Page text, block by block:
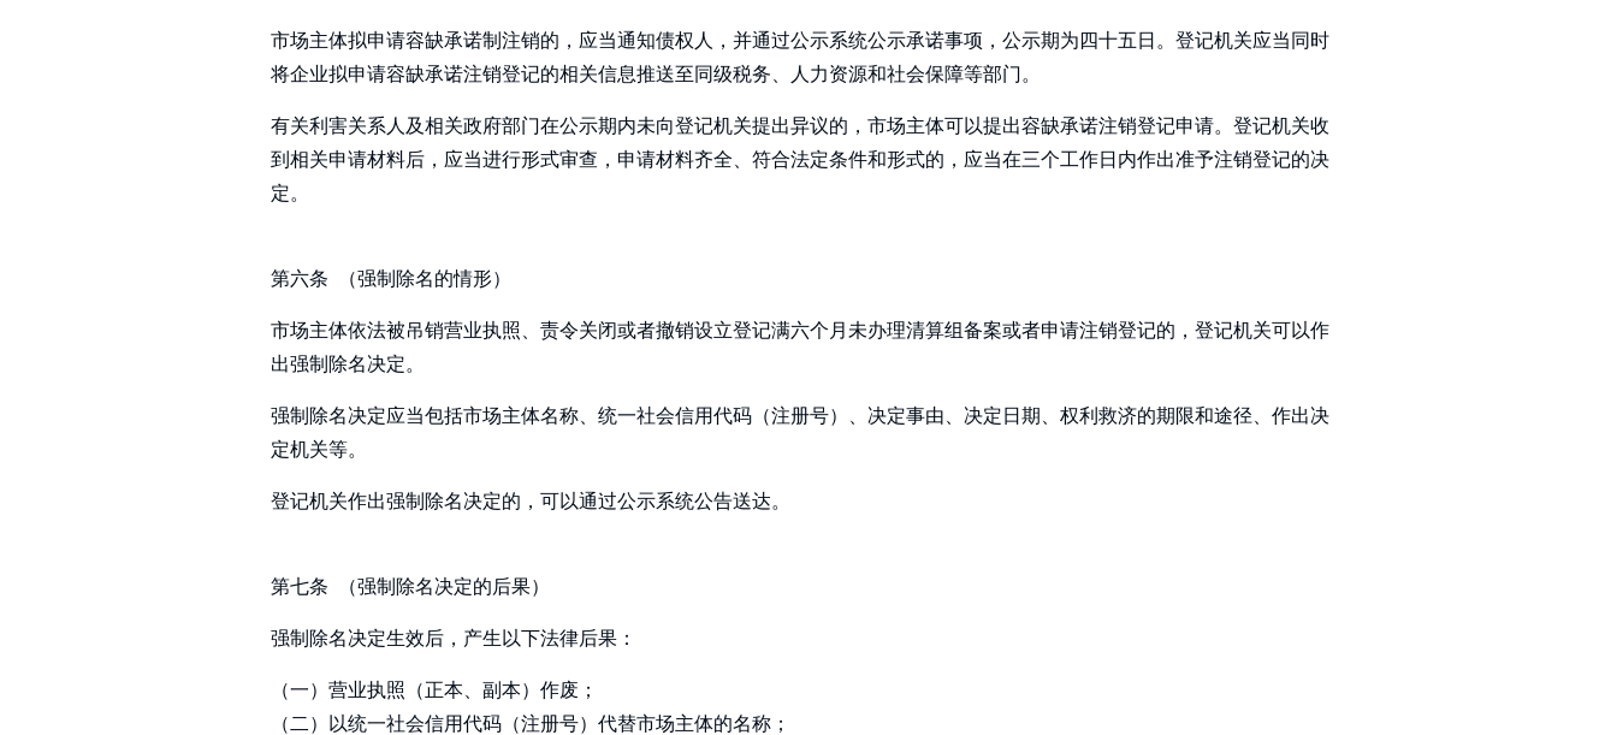
市场主体拟申请容缺承诺制注销的，应当通知债权人，并通过公示系统公示承诺事项，公示期为四十五日。登记机关应当同时
将企业拟申请容缺承诺注销登记的相关信息推送至同级税务、人力资源和社会保障等部门。
有关利害关系人及相关政府部门在公示期内未向登记机关提出异议的，市场主体可以提出容缺承诺注销登记申请。登记机关收
到相关申请材料后，应当进行形式审查，申请材料齐全、符合法定条件和形式的，应当在三个工作日内作出准予注销登记的决
定。
第六条 （强制除名的情形）
市场主体依法被吊销营业执照、责令关闭或者撤销设立登记满六个月未办理清算组备案或者申请注销登记的，登记机关可以作
出强制除名决定。
强制除名决定应当包括市场主体名称、统一社会信用代码（注册号）、决定事由、决定日期、权利救济的期限和途径、作出决
定机关等。
登记机关作出强制除名决定的，可以通过公示系统公告送达。
第七条 （强制除名决定的后果）
强制除名决定生效后，产生以下法律后果：
（一）营业执照（正本、副本）作废；
（二）以统一社会信用代码（注册号）代替市场主体的名称；